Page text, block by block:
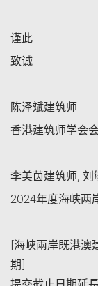
谨此
​致诚
陈泽斌建筑师
香港建筑师学会
李美茵建筑师, 刘
2024年度海峡两
[海峽兩岸既港澳
期]